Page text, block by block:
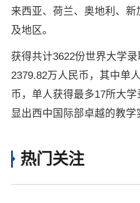
来西亚、荷兰、奥地利、
及地区。
获得共计3622份世界大学
2379.82万人民币，其中单
币，单人获得最多17所大
显出西中国际部卓越的教学
热门关注